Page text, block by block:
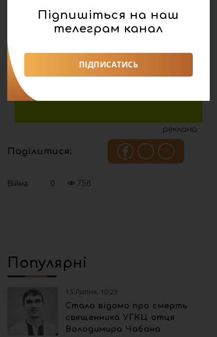
реклама
Поділитися:
Війна 0 758
Популярні
13 Липня, 10:23
Стало відомо про смерть
священника УГКЦ отця
Володимира Чабана
Підпишіться на наш
телеграм канал
ПІДПИСАТИСЬ